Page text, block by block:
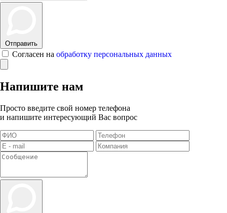
Отправить
Согласен на обработку персональных данных
Напишите нам
Просто введите свой номер телефона
и напишите интересующий Вас вопрос